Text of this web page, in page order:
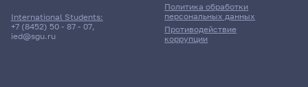
International Students:
+7 (8452) 50 - 87 - 07,
ied@sgu.ru
Политика обработки
персональных данных
Противодействие
коррупции